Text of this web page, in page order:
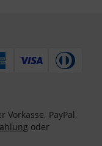
PayPal,
oder